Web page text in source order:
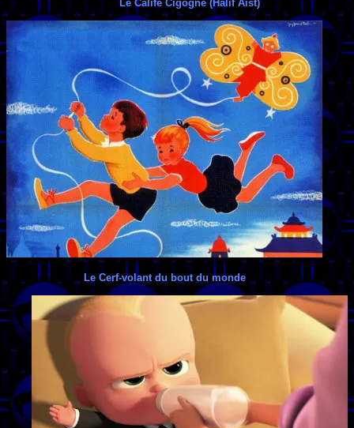
Le Calife Cigogne (Halif Aist)
Le Cerf-volant du bout du monde